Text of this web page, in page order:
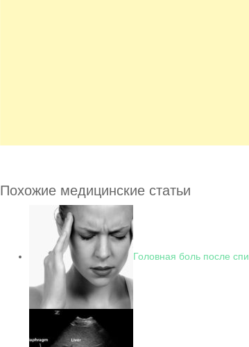
Похожие медицинские статьи
Головная боль после